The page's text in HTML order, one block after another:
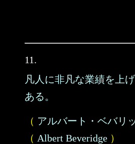
11.
凡人に非凡な業績を上
ある。
（ アルバート・ベバリ
（ Albert Beveridge ）